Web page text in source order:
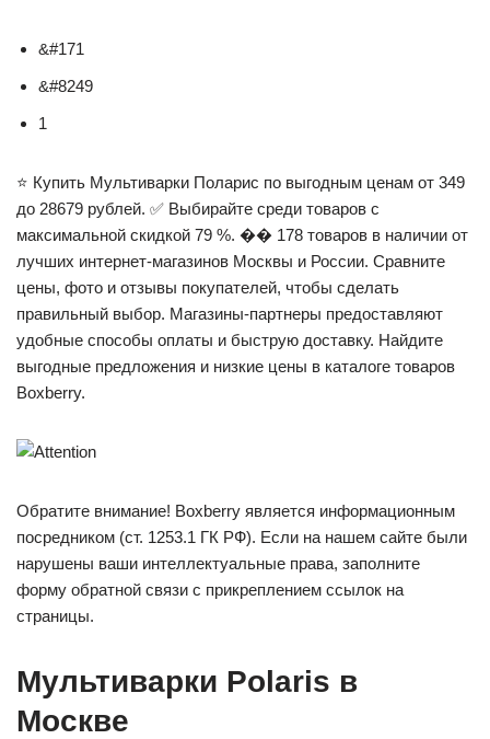
&#171
&#8249
1
⭐ Купить Мультиварки Поларис по выгодным ценам от 349
до 28679 рублей. ✅ Выбирайте среди товаров с
максимальной скидкой 79 %. ��️ 178 товаров в наличии от
лучших интернет-магазинов Москвы и России. Сравните
цены, фото и отзывы покупателей, чтобы сделать
правильный выбор. Магазины-партнеры предоставляют
удобные способы оплаты и быструю доставку. Найдите
выгодные предложения и низкие цены в каталоге товаров
Boxberry.
Обратите внимание! Boxberry является информационным
посредником (ст. 1253.1 ГК РФ). Если на нашем сайте были
нарушены ваши интеллектуальные права, заполните
форму обратной связи с прикреплением ссылок на
страницы.
Мультиварки Polaris в
Москве